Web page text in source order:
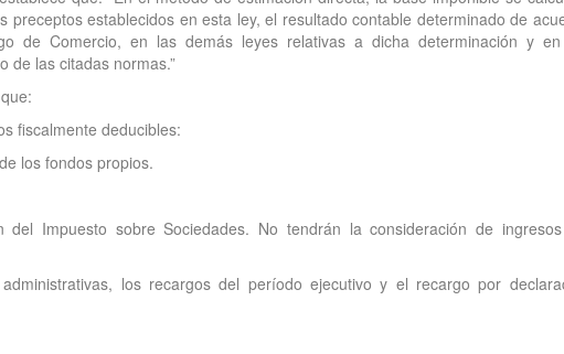
preceptos establecidos en esta ley, el resultado contable determinado de
de Comercio, en las demás leyes relativas a dicha determinación y
de las citadas normas.”
fiscalmente deducibles:
los fondos propios.
Impuesto sobre Sociedades. No tendrán la consideración de
los recargos del período ejecutivo y el recargo por